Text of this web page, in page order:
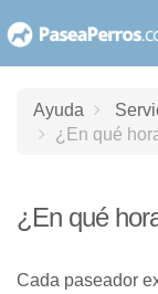
al
Ayuda
¿En qué
¿En qué
Cada paseador